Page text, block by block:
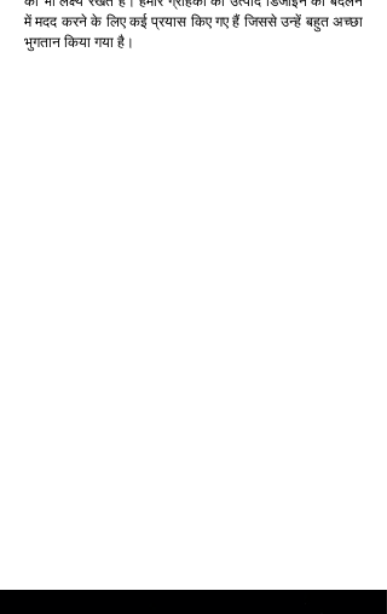
में मदद करने के लिए कई प्रयास किए गए हैं जिससे उन्हें बहुत अच्छा
भुगतान किया गया है।